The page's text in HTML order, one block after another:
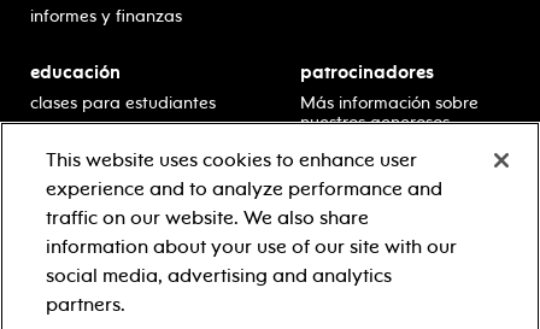
informes y finanzas
educación
clases para estudiantes
escolar
residencias en escuelas
desarrollo profesional
recursos para docentes
comuníquese con el
equipo educativo
patrocinadores
Más información sobre
nuestros generosos
This website uses cookies to enhance user
experience and to analyze performance and
traffic on our website. We also share
information about your use of our site with our
social media, advertising and analytics
partners.